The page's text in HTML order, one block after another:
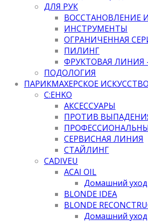
ДЛЯ РУК
ВОССТАНОВЛЕНИЕ
ИНСТРУМЕНТЫ
ОГРАНИЧЕННАЯ
ПИЛИНГ
ФРУКТОВАЯ ЛИНИЯ –
ПОДОЛОГИЯ
ПАРИКМАХЕРСКОЕ ИСКУССТВО
C:EHKO
АКСЕССУАРЫ
ПРОТИВ
СЕРВИСНАЯ ЛИНИЯ
СТАЙЛИНГ
CADIVEU
ACAI OIL
Домашний уход
BLONDE IDEA
BLONDE
Домашний уход